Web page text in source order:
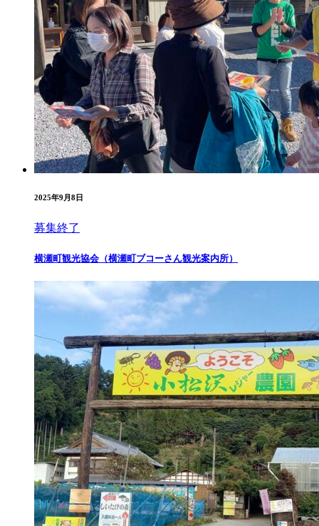
2025年9月8日
募集終了
横瀬町観光協会（横瀬町ブコーさん観光案内所）